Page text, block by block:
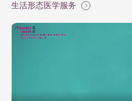
生活形态医学服务